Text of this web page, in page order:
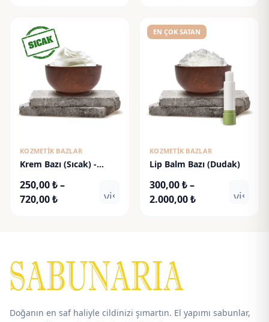
850,00 ₺
-
1.100,00 ₺
KOZMETIK BAZLAR
Krem Bazı (Sıcak) -
250,00₺–
720,00₺Fiyat
visibility
EN ÇOK SATAN
KOZMETIK BAZLAR
Lip Balm Bazı (Dudak)
300,00₺–
2.000,00₺Fiyat
Doğanın en saf haliyle cildinizi şımartın. El yapımı sabunlar,